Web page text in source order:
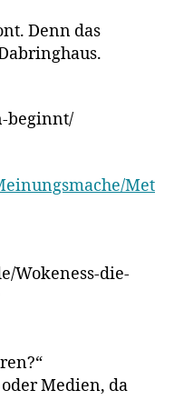
Denn das
beginnt/
Met
Wokeness-die-
Medien, da